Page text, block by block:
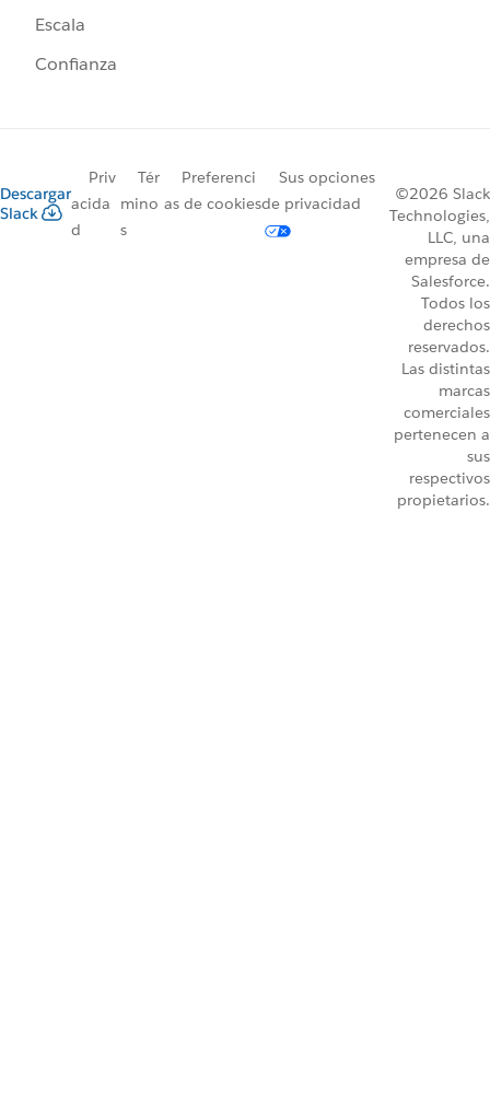
Escala
Confianza
Descargar
Slack
Priv
acida
d
Tér
mino
s
Preferenci
as de cookies
Sus opciones
de privacidad
©2026 Slack
Technologies,
LLC, una
empresa de
Salesforce.
Todos los
derechos
reservados.
Las distintas
marcas
comerciales
pertenecen a
sus
respectivos
propietarios.